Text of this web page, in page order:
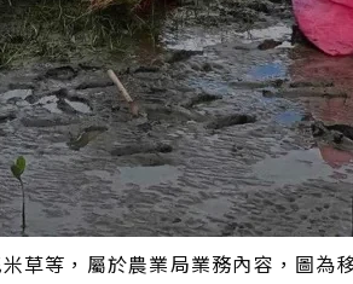
草等，屬於農業局業務內容，圖為